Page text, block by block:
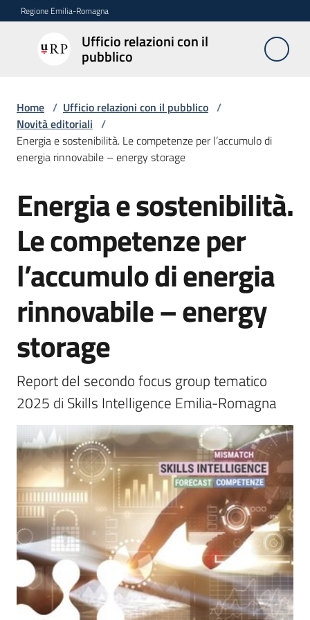
Vai al contenuto
Vai alla navigazione
Vai al footer
Regione Emilia-Romagna
Ufficio relazioni con il
pubblico
Ufficio
relazioni
pubblico
Novità
Servizi
dell'Urp
Accesso
e
trasparenza
Domande
frequenti
(FAQ)
P
e
r
s
o
n
e
e
Home / Ufficio relazioni con il pubblico /
Novità editoriali /
Energia e sostenibilità. Le competenze per l’accumulo di
energia rinnovabile – energy storage
Salta al contenuto
Energia e sostenibilità.
Le competenze per
l’accumulo di energia
rinnovabile – energy
storage
Report del secondo focus group tematico
2025 di Skills Intelligence Emilia-Romagna